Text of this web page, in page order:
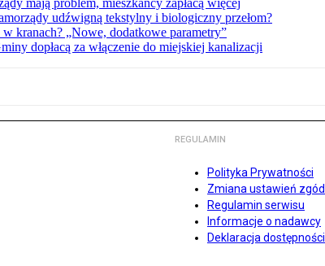
mają problem, mieszkańcy zapłacą więcej
udźwigną tekstylny i biologiczny przełom?
kranach? „Nowe, dodatkowe parametry”
dopłacą za włączenie do miejskiej kanalizacji
REGULAMIN
Polityka Prywatności
Zmiana ustawień zgód
Regulamin serwisu
Informacje o nadawcy
Deklaracja dostępności